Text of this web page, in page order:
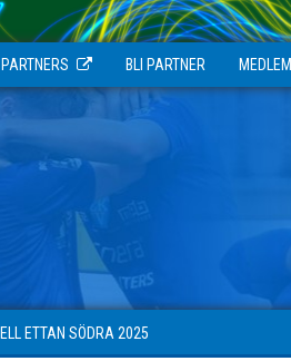
BLI PARTNER MEDLEM
ETTAN SÖDRA 2025